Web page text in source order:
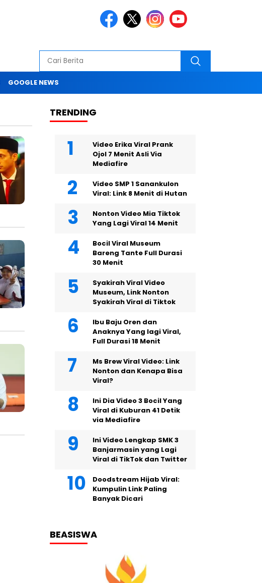
GOOGLE NEWS
TRENDING
Video Erika Viral Prank
Ojol 7 Menit Asli Via
Mediafire
Video SMP 1 Sanankulon
Viral: Link 8 Menit di Hutan
Nonton Video Mia Tiktok
Yang Lagi Viral 14 Menit
Bocil Viral Museum
Bareng Tante Full Durasi
30 Menit
Syakirah Viral Video
Museum, Link Nonton
Syakirah Viral di Tiktok
Ibu Baju Oren dan
Anaknya Yang lagi Viral,
Full Durasi 18 Menit
Ms Brew Viral Video: Link
Nonton dan Kenapa Bisa
Viral?
Ini Dia Video 3 Bocil Yang
Viral di Kuburan 41 Detik
via Mediafire
Ini Video Lengkap SMK 3
Banjarmasin yang Lagi
Viral di TikTok dan Twitter
Doodstream Hijab Viral:
Kumpulin Link Paling
Banyak Dicari
BEASISWA